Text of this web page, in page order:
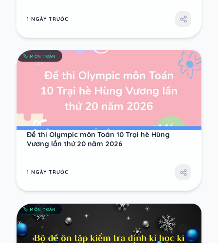
1 NGÀY TRƯỚC
🏷️ MÔN TOÁN
Đề thi Olympic môn Toán 10 Trại hè Hùng
Vương lần thứ 20 năm 2026
1 NGÀY TRƯỚC
🏷️MÔN TOÁN